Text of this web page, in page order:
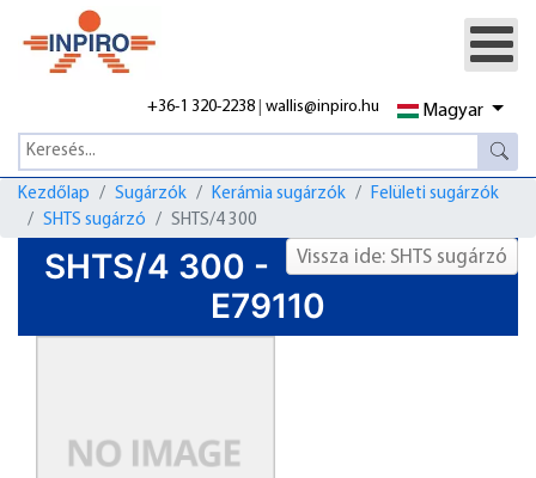
+36-1 320-2238 |wallis@inpiro.hu Magyar
Kezdőlap Sugárzók Kerámia sugárzók
Felületi sugárzók
SHTS sugárzó
SHTS/4 300
Vissza ide: SHTS sugárzó
SHTS/4 300 -
E79110